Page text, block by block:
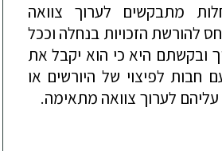
מתבקשים לערוך צוואה
להורשת הזכויות בנחלה וככל
ובקשתם היא כי הוא יקבל את
חבות לפיצוי של היורשים או
עליהם לערוך צוואה מתאימה.